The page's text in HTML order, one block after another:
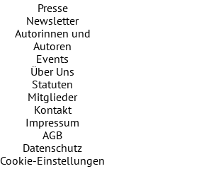
Presse
Newsletter
Autorinnen und
Autoren
Events
Über Uns
Statuten
Mitglieder
Kontakt
Impressum
AGB
Datenschutz
Cookie-Einstellungen